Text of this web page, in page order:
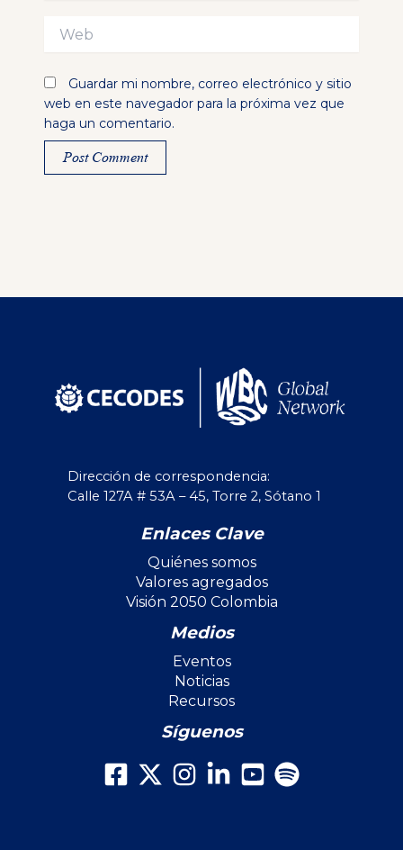
Guardar mi nombre, correo electrónico y sitio
web en este navegador para la próxima vez que
haga un comentario.
Dirección de correspondencia:
Calle 127A # 53A – 45, Torre 2, Sótano 1
Enlaces Clave
Quiénes somos
Valores agregados
Visión 2050 Colombia
Medios
Eventos
Noticias
Recursos
Síguenos